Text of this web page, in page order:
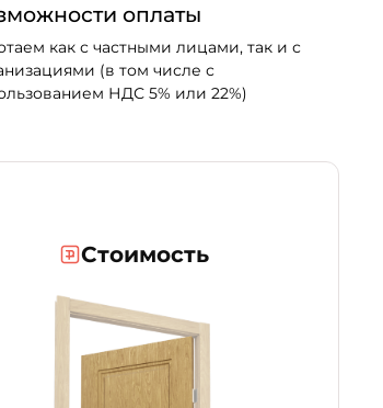
оплаты
как с частными лицами, так и с
(в том числе с
НДС 5% или 22%)
Стоимость